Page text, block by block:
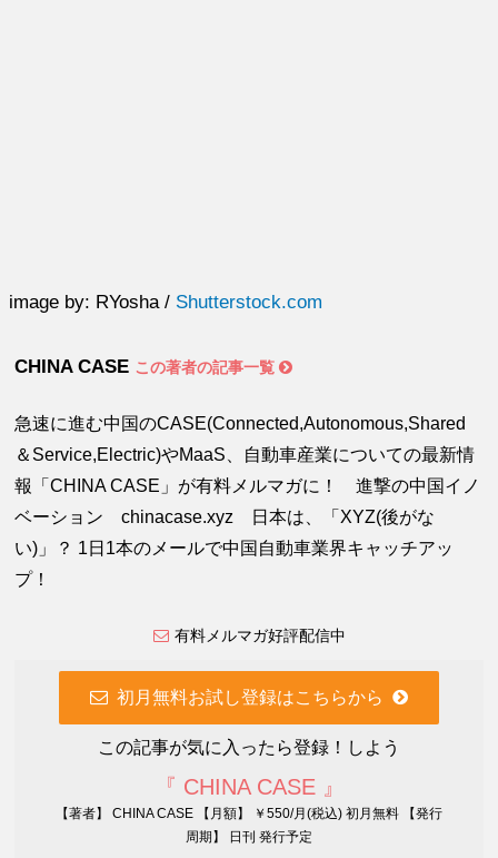
image by: RYosha / Shutterstock.com
CHINA CASE この著者の記事一覧
急速に進む中国のCASE(Connected,Autonomous,Shared
＆Service,Electric)やMaaS、自動車産業についての最新情
報「CHINA CASE」が有料メルマガに！ 進撃の中国イノ
ベーション chinacase.xyz 日本は、「XYZ(後がな
い)」？ 1日1本のメールで中国自動車業界キャッチアッ
プ！
有料メルマガ好評配信中
初月無料お試し登録はこちらから
この記事が気に入ったら登録！しよう
『 CHINA CASE 』
【著者】 CHINA CASE 【月額】 ￥550/月(税込) 初月無料 【発行
周期】 日刊 発行予定